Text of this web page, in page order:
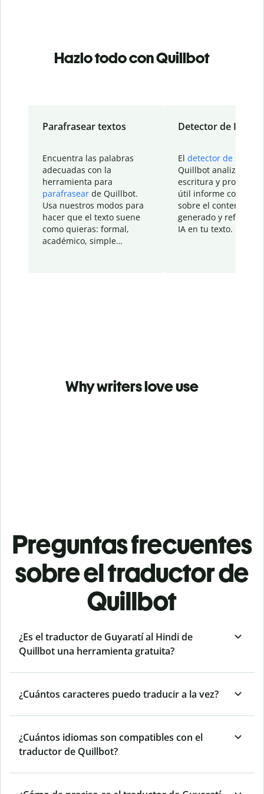
Hazlo todo con Quillbot
Parafrasear textos
Encuentra las palabras
adecuadas con la
herramienta para
parafrasear de Quillbot.
Usa nuestros modos para
hacer que el texto suene
como quieras: formal,
académico, simple…
Detector de IA
El detector de IA
Quillbot analiza tu
escritura y
útil informe con
sobre el contenido
generado y refinado
IA en tu texto.
Why writers love use
Preguntas frecuentes
sobre el traductor de
Quillbot
¿Es el traductor de Guyaratí al Hindi de
Quillbot una herramienta gratuita?
¿Cuántos caracteres puedo traducir a la vez?
¿Cuántos idiomas son compatibles con el
traductor de Quillbot?